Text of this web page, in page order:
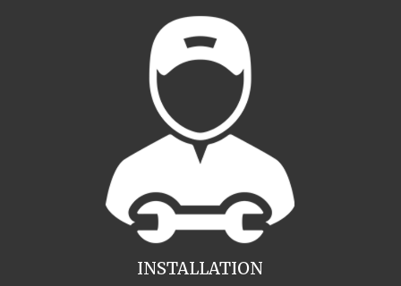
INSTALLATION